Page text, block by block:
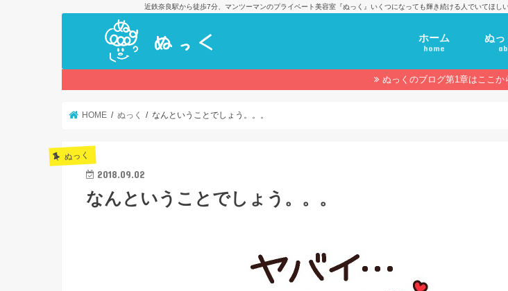
近鉄奈良駅から徒歩7分、マンツーマンのプライベート美容室『ぬっく』いくつになっても輝き続ける人でいてほ
ホーム
home
ぬっ
ぬっくのブログ第1章はここ
HOME ぬっく なんということでしょう。。。
ぬっく
2018.09.02
なんということでしょう。。。